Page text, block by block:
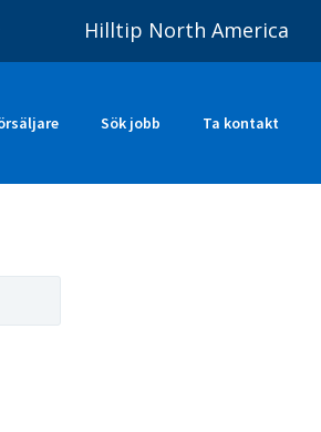
Hilltip North America
Sök jobb Ta kontakt